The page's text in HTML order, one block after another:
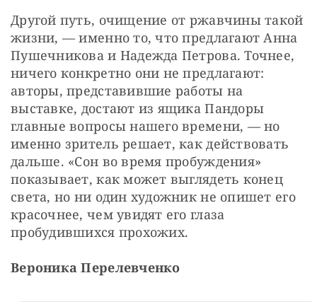
Другой путь, очищение от ржавчины такой
жизни, — именно то, что предлагают Анна
Пушечникова и Надежда Петрова. Точнее,
ничего конкретно они не предлагают:
авторы, представившие работы на
выставке, достают из ящика Пандоры
главные вопросы нашего времени, — но
именно зритель решает, как действовать
дальше. «Сон во время пробуждения»
показывает, как может выглядеть конец
света, но ни один художник не опишет его
красочнее, чем увидят его глаза
пробудившихся прохожих.
Вероника Перелевченко